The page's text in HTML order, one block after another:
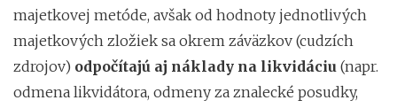
majetkovej metóde, avšak od hodnoty jednotlivých
majetkových zložiek sa okrem záväzkov (cudzích
zdrojov) odpočítajú aj náklady na likvidáciu (napr.
odmena likvidátora, odmeny za znalecké posudky,